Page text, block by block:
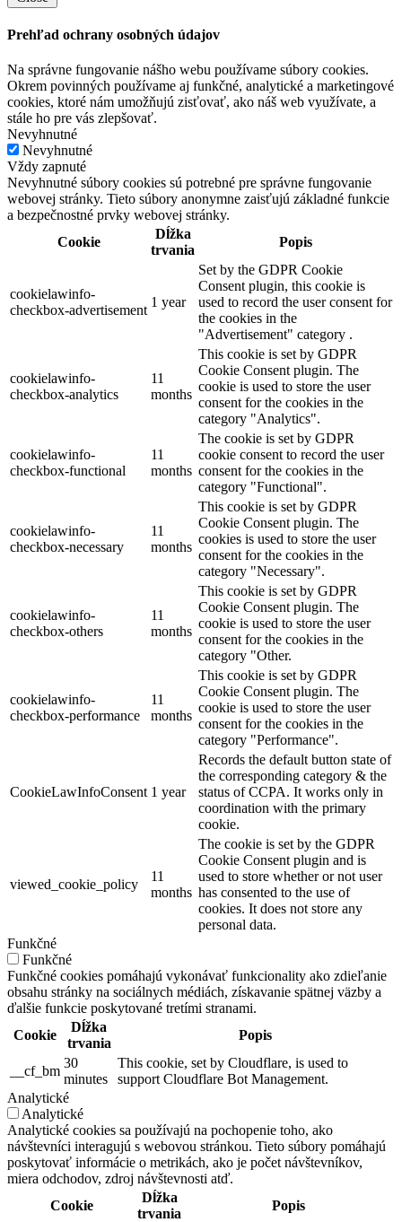
Prehľad ochrany osobných údajov
Na správne fungovanie nášho webu používame súbory cookies.
Okrem povinných používame aj funkčné, analytické a marketingové
cookies, ktoré nám umožňujú zisťovať, ako náš web využívate, a
stále ho pre vás zlepšovať.
Nevyhnutné
Nevyhnutné
Vždy zapnuté
Nevyhnutné súbory cookies sú potrebné pre správne fungovanie
webovej stránky. Tieto súbory anonymne zaisťujú základné funkcie
a bezpečnostné prvky webovej stránky.
Cookie
Dĺžka
trvania
Popis
cookielawinfo-
checkbox-advertisement
1 year
Set by the GDPR Cookie
Consent plugin, this cookie is
used to record the user consent for
the cookies in the
"Advertisement" category .
cookielawinfo-
checkbox-analytics
11
months
This cookie is set by GDPR
Cookie Consent plugin. The
cookie is used to store the user
consent for the cookies in the
category "Analytics".
cookielawinfo-
checkbox-functional
11
months
The cookie is set by GDPR
cookie consent to record the user
consent for the cookies in the
category "Functional".
cookielawinfo-
checkbox-necessary
11
months
This cookie is set by GDPR
Cookie Consent plugin. The
cookies is used to store the user
consent for the cookies in the
category "Necessary".
cookielawinfo-
checkbox-others
11
months
This cookie is set by GDPR
Cookie Consent plugin. The
cookie is used to store the user
consent for the cookies in the
category "Other.
cookielawinfo-
checkbox-performance
11
months
This cookie is set by GDPR
Cookie Consent plugin. The
cookie is used to store the user
consent for the cookies in the
category "Performance".
CookieLawInfoConsent 1 year
Records the default button state of
the corresponding category & the
status of CCPA. It works only in
coordination with the primary
cookie.
viewed_cookie_policy
11
months
The cookie is set by the GDPR
Cookie Consent plugin and is
used to store whether or not user
has consented to the use of
cookies. It does not store any
personal data.
Funkčné
Funkčné
Funkčné cookies pomáhajú vykonávať funkcionality ako zdieľanie
obsahu stránky na sociálnych médiách, získavanie spätnej väzby a
ďalšie funkcie poskytované tretími stranami.
Cookie
Dĺžka
trvania
Popis
__cf_bm
30
minutes
This cookie, set by Cloudflare, is used to
support Cloudflare Bot Management.
Analytické
Analytické
Analytické cookies sa používajú na pochopenie toho, ako
návštevníci interagujú s webovou stránkou. Tieto súbory pomáhajú
poskytovať informácie o metrikách, ako je počet návštevníkov,
miera odchodov, zdroj návštevnosti atď.
Cookie
Dĺžka
trvania
Popis